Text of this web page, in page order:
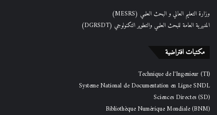
وزارة التعليم العالي و البحث العلمي (MESRS)
المديرية العامة للبحث العلمي والتطوير التكنولوجي (DGRSDT)
مكتبات افتراضية
Technique de l'Ingenieur (TI)
Systeme National de Documentation en Ligne SNDL
Sciences Directes (SD)
Bibliothèque Numérique Mondiale (BNM)